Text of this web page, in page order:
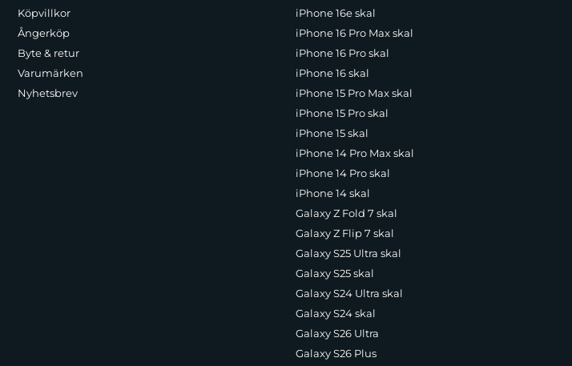
Köpvillkor
Ångerköp
Byte & retur
Varumärken
Nyhetsbrev
iPhone 16e skal
iPhone 16 Pro Max skal
iPhone 16 Pro skal
iPhone 16 skal
iPhone 15 Pro Max skal
iPhone 15 Pro skal
iPhone 15 skal
iPhone 14 Pro Max skal
iPhone 14 Pro skal
iPhone 14 skal
Galaxy Z Fold 7 skal
Galaxy Z Flip 7 skal
Galaxy S25 Ultra skal
Galaxy S25 skal
Galaxy S24 Ultra skal
Galaxy S24 skal
Galaxy S26 Ultra
Galaxy S26 Plus